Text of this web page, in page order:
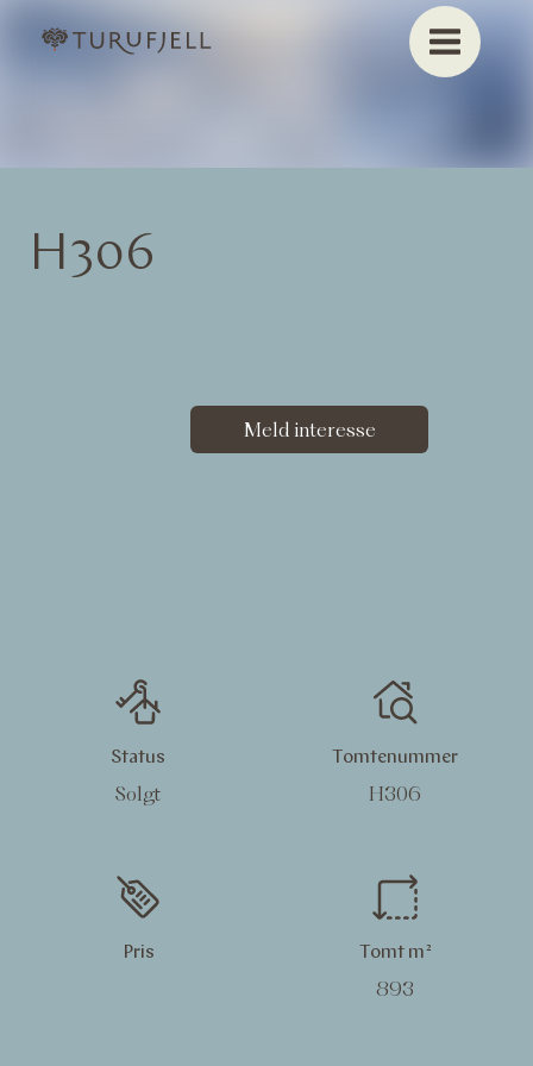
H306
Meld interesse
Status
Solgt
Tomtenummer
H306
Pris Tomt m²
893